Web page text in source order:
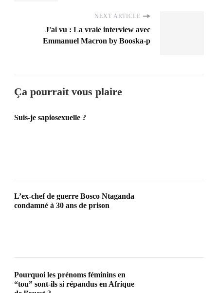
NEXT ARTICLE
J'ai vu : La vraie interview avec
Emmanuel Macron by Booska-p
Ça pourrait vous plaire
Suis-je sapiosexuelle ?
L’ex-chef de guerre Bosco Ntaganda
condamné à 30 ans de prison
Pourquoi les prénoms féminins en
“tou” sont-ils si répandus en Afrique